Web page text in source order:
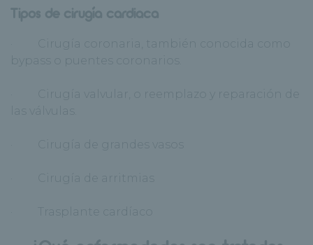
Tipos de cirugía cardiaca
· Cirugía coronaria, también conocida como
bypass o puentes coronarios.
· Cirugía valvular, o reemplazo y reparación de
las válvulas.
· Cirugía de grandes vasos
· Cirugía de arritmias
· Trasplante cardíaco